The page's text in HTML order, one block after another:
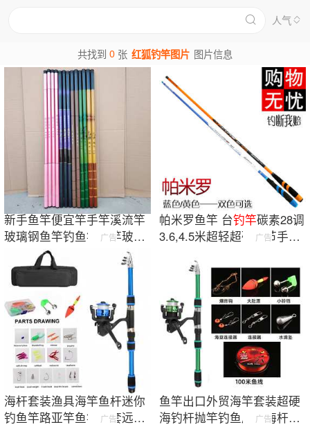
人气
共找到0 张 红狐钓竿图片 图片信息
新手鱼竿便宜竿手竿溪流竿
玻璃钢鱼竿钓鱼竿手竿玻璃
钢竿多种颜色
广告
帕米罗鱼竿 台钓竿碳素28调
3.6,4.5米超轻超硬长节手竿
广告
海杆套装渔具海竿鱼杆迷你
钓鱼竿路亚竿鱼竿全套远投
广告
鱼竿出口外贸海竿套装超硬
海钓杆抛竿钓鱼甩杆海杆远
广告